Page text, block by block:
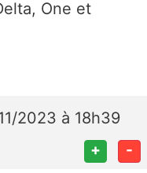
One et
2023 à 18h39
+ -